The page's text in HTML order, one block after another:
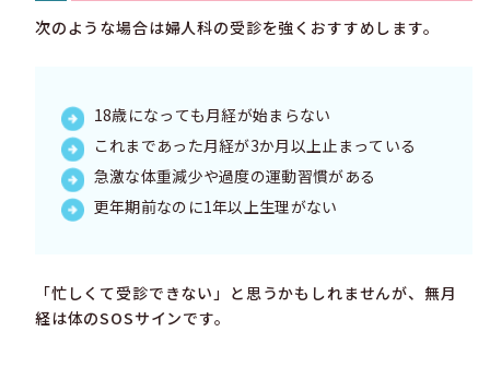
次のような場合は婦人科の受診を強くおすすめします。
18歳になっても月経が始まらない
これまであった月経が3か月以上止まっている
急激な体重減少や過度の運動習慣がある
更年期前なのに1年以上生理がない
「忙しくて受診できない」と思うかもしれませんが、無月
経は体のSOSサインです。